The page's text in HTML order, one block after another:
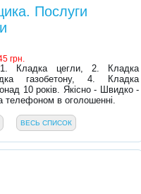
Послуги
грн.
Кладка цегли, 2. Кладка
газобетону, 4. Кладка
10 років. Якісно - Швидко -
телефоном в оголошенні.
ВЕСЬ СПИСОК